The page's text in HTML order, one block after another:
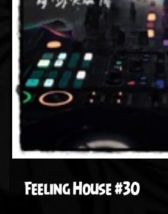
Feeling House #30